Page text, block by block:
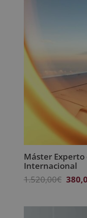
Máster
Internacional
1.520,00€ El